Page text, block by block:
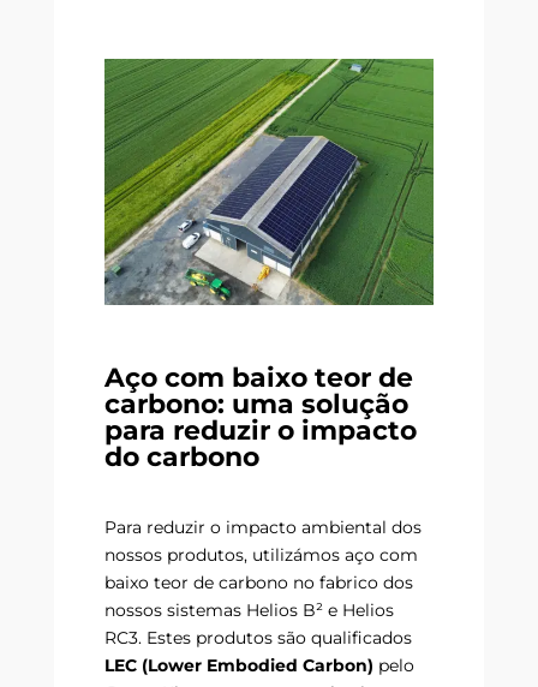
Aço com baixo teor de
carbono: uma solução
para reduzir o impacto
do carbono
Para reduzir o impacto ambiental dos
nossos produtos, utilizámos aço com
baixo teor de carbono no fabrico dos
nossos sistemas Helios B² e Helios
RC3. Estes produtos são qualificados
LEC (Lower Embodied Carbon) pelo